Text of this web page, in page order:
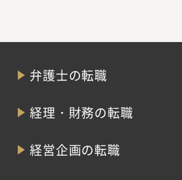
弁護士の転職
経理・財務の転職
経営企画の転職